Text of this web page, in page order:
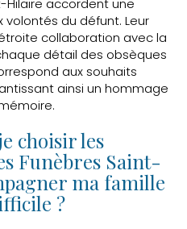
Hilaire accordent une
du défunt. Leur
collaboration avec la
détail des obsèques
aux souhaits
ainsi un hommage
choisir les
Funèbres Saint-
ma famille
?